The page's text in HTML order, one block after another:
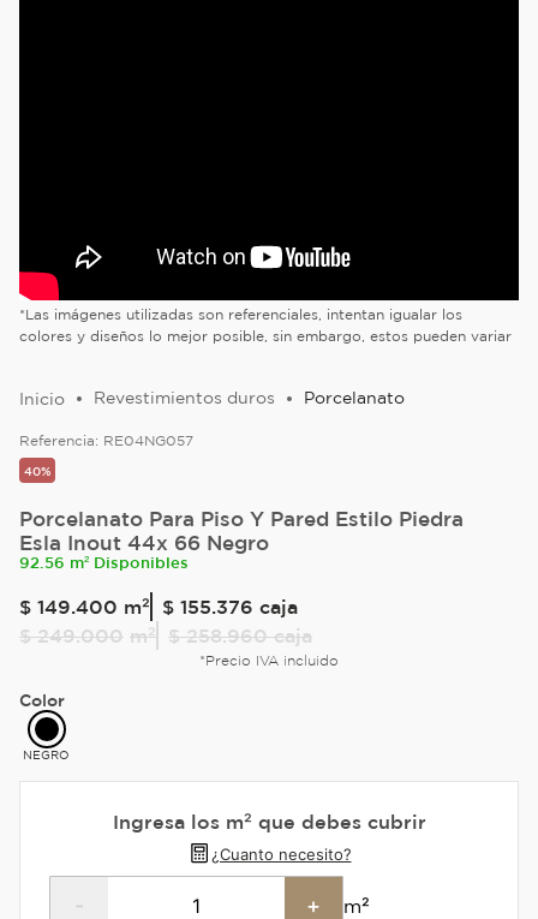
*Las imágenes utilizadas son referenciales, intentan igualar los
colores y diseños lo mejor posible, sin embargo, estos pueden variar
Revestimientos duros Porcelanato
Referencia: RE04NG057
40%
Porcelanato Para Piso Y Pared Estilo Piedra
Esla Inout 44x 66 Negro
92.56 m² Disponibles
$ 149.400 m² $ 155.376 caja
$ 249.000 m² $ 258.960caja
*Precio IVA incluido
Color
NEGRO
Ingresa los m² que debes cubrir
¿Cuanto necesito?
- + m²